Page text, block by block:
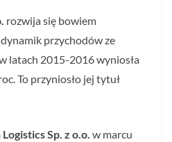
rozwija się bowiem
przychodów ze
latach 2015-2016 wyniosła
To przyniosło jej tytuł
Logistics Sp. z o.o. w marcu